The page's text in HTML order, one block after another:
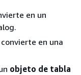
en un
en una
objeto de tabla